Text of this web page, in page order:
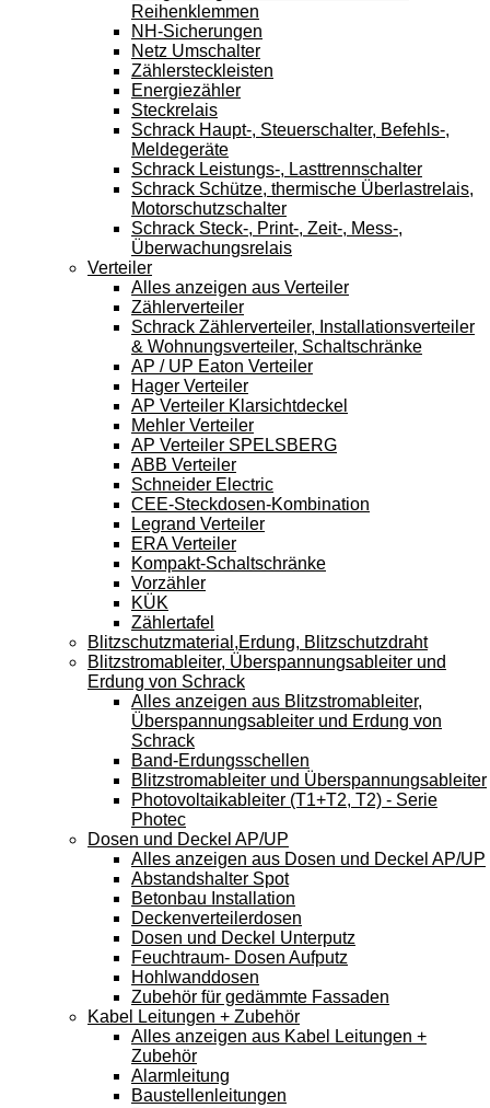
Reihenklemmen
NH-Sicherungen
Netz Umschalter
Zählersteckleisten
Energiezähler
Steckrelais
Schrack Haupt-, Steuerschalter, Befehls-,
Meldegeräte
Schrack Leistungs-, Lasttrennschalter
Schrack Schütze, thermische Überlastrelais,
Motorschutzschalter
Schrack Steck-, Print-, Zeit-, Mess-,
Überwachungsrelais
Verteiler
Alles anzeigen aus Verteiler
Zählerverteiler
Schrack Zählerverteiler, Installationsverteiler
& Wohnungsverteiler, Schaltschränke
AP / UP Eaton Verteiler
Hager Verteiler
AP Verteiler Klarsichtdeckel
Mehler Verteiler
AP Verteiler SPELSBERG
ABB Verteiler
Schneider Electric
CEE-Steckdosen-Kombination
Legrand Verteiler
ERA Verteiler
Kompakt-Schaltschränke
Vorzähler
KÜK
Zählertafel
Blitzschutzmaterial,Erdung, Blitzschutzdraht
Blitzstromableiter, Überspannungsableiter und
Erdung von Schrack
Alles anzeigen aus Blitzstromableiter,
Überspannungsableiter und Erdung von
Schrack
Band-Erdungsschellen
Blitzstromableiter und Überspannungsableiter
Photovoltaikableiter (T1+T2, T2) - Serie
Photec
Dosen und Deckel AP/UP
Alles anzeigen aus Dosen und Deckel AP/UP
Abstandshalter Spot
Betonbau Installation
Deckenverteilerdosen
Dosen und Deckel Unterputz
Feuchtraum- Dosen Aufputz
Hohlwanddosen
Zubehör für gedämmte Fassaden
Kabel Leitungen + Zubehör
Alles anzeigen aus Kabel Leitungen +
Zubehör
Alarmleitung
Baustellenleitungen